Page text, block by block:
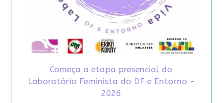
Começa a etapa presencial do
Laboratório Feminista do DF e Entorno -
2026